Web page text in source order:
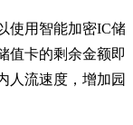
使用智能加密IC储
值卡的剩余金额即
人流速度，增加园